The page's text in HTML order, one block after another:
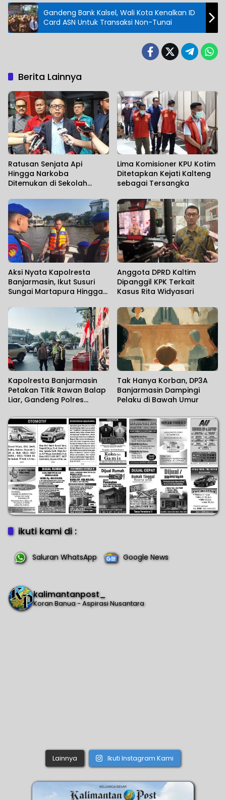
Gandeng Bank Kalsel, Wali Kota Kenalkan ID
Card ASN Untuk Transaksi Non-Tunai
Berita Lainnya
Ratusan Senjata Api
Hingga Narkoba
Ditemukan di Sekolah
Lima Komisioner KPU Kotim
Ditetapkan Kejati Kalteng
sebagai Tersangka
Aksi Nyata Kapolresta
Banjarmasin, Ikut Susuri
Sungai Martapura Hingga
Ditemukan
Anggota DPRD Kaltim
Dipanggil KPK Terkait
Kasus Rita Widyasari
Kapolresta Banjarmasin
Petakan Titik Rawan Balap
Liar, Gandeng Polres
Pencegahan
Tak Hanya Korban, DP3A
Banjarmasin Dampingi
Pelaku di Bawah Umur
ikuti kami di :
Saluran WhatsApp Google News
kalimantanpost_
Koran Banua - Aspirasi Nusantara
Lainnya Ikuti Instagram Kami